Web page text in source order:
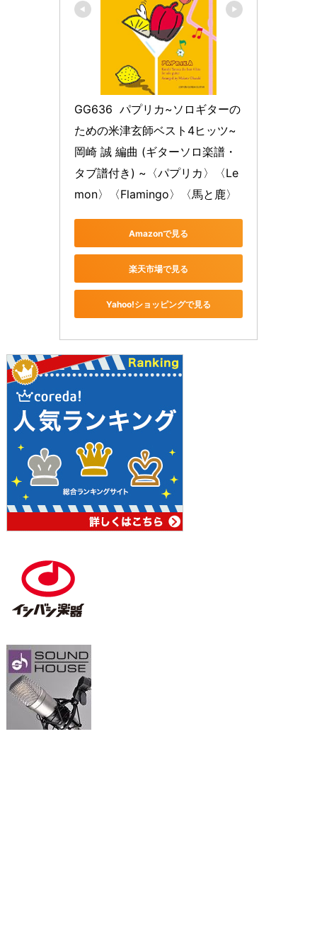
GG636  パプリカ~ソロギターの
ための米津玄師ベスト4ヒッツ~
岡崎 誠 編曲 (ギターソロ楽譜・
タブ譜付き) ~〈パプリカ〉〈Le
mon〉〈Flamingo〉〈馬と鹿〉
Amazonで見る
楽天市場で見る
Yahoo!ショッピングで見る